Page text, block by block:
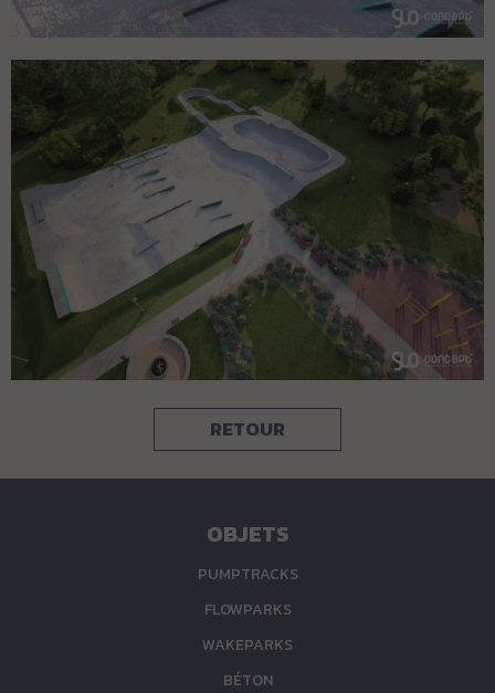
RETOUR
OBJETS
PUMPTRACKS
FLOWPARKS
WAKEPARKS
BÉTON